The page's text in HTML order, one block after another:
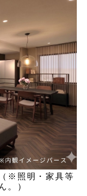
※照明・家具等
。）